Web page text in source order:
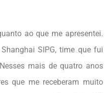
ao que me apresentei.
SIPG, time que fui
mais de quatro anos
que me receberam muito